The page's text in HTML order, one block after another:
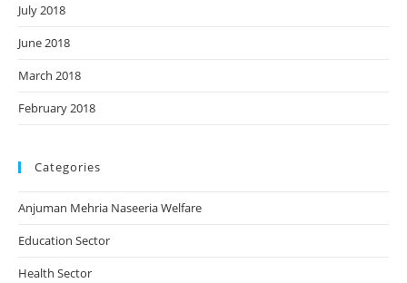
July 2018
June 2018
March 2018
February 2018
Categories
Anjuman Mehria Naseeria Welfare
Education Sector
Health Sector